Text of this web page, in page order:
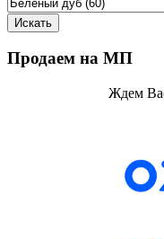
Продаем на МП
Ждем